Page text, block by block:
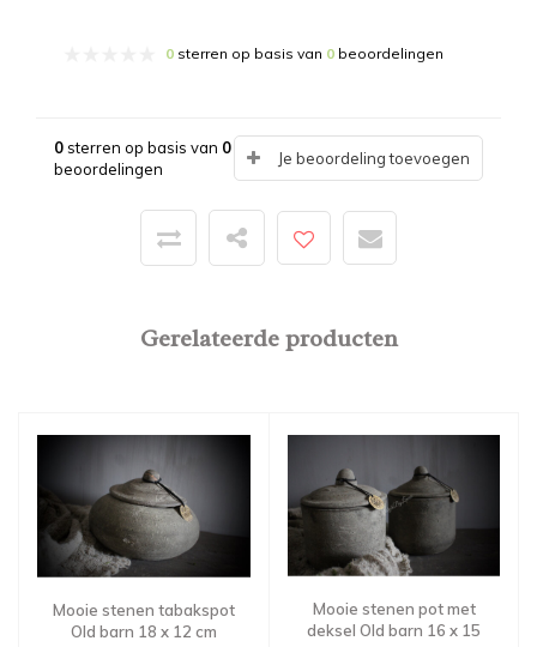
0 sterren op basis van 0 beoordelingen
0sterren op basis van 0
beoordelingen
Je beoordeling toevoegen
Gerelateerde producten
Mooie stenen tabakspot
Old barn 18 x 12 cm
Mooie stenen pot met
deksel Old barn 16 x 15